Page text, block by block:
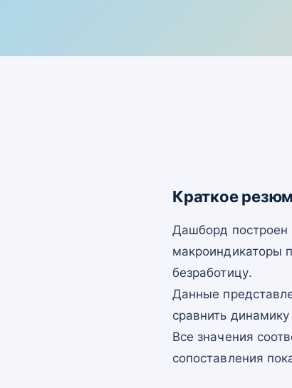
Краткое
Дашборд построен
макроиндикаторы
безработицу.
Данные
сравнить
Все значения
сопоставления